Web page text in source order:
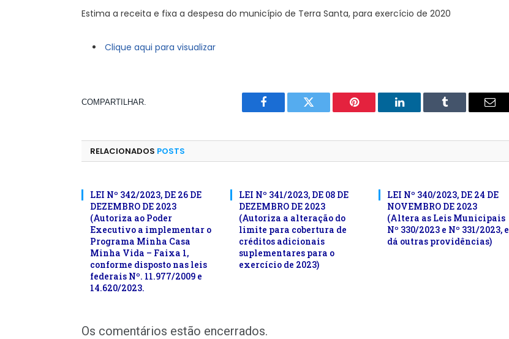
Estima a receita e fixa a despesa do município de Terra Santa, para exercício de 2020
Clique aqui para visualizar
COMPARTILHAR.
Facebook Twitter Pinterest LinkedIn Tumblr
E-
RELACIONADOS POSTS
LEI Nº 342/2023, DE 26 DE
DEZEMBRO DE 2023
(Autoriza ao Poder
Executivo a implementar o
Programa Minha Casa
Minha Vida – Faixa 1,
conforme disposto nas leis
federais Nº. 11.977/2009 e
14.620/2023.
LEI Nº 341/2023, DE 08 DE
DEZEMBRO DE 2023
(Autoriza a alteração do
limite para cobertura de
créditos adicionais
suplementares para o
exercício de 2023)
LEI Nº 340/2023, DE 24 DE
NOVEMBRO DE 2023
(Altera as Leis Municipais
Nº 330/2023 e Nº 331/2023, e
dá outras providências)
Os comentários estão encerrados.